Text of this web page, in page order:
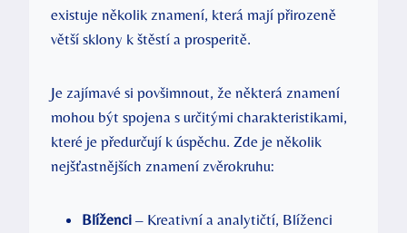
⁢existuje několik znamení, ⁣která mají ‌přirozeně
větší ⁢sklony⁤ k štěstí a prosperitě.
Je‍ zajímavé⁤ si povšimnout, že⁣ některá znamení
mohou být‍ spojena s ‍určitými charakteristikami, ​
které je předurčují k úspěchu. Zde ⁤je‌ několik⁢
nejšťastnějších‌ znamení‍ zvěrokruhu:
Blíženci – Kreativní a‌ analytičtí, Blíženci